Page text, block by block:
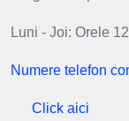
Luni - Joi: Orele
Numere telefon
Click aici